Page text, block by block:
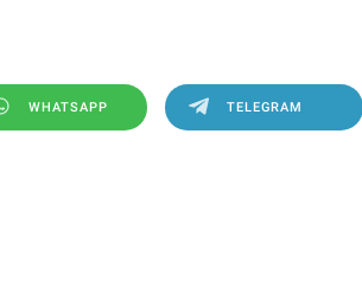
WHATSAPP TELEGRAM